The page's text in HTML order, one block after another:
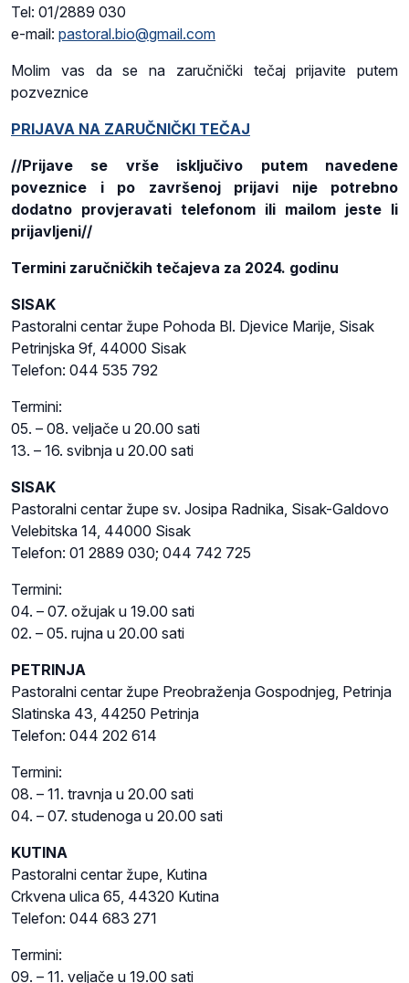
Tel: 01/2889 030
e-mail: pastoral.bio@gmail.com
Molim vas da se na zaručnički tečaj prijavite putem
pozveznice
PRIJAVA NA ZARUČNIČKI TEČAJ
//Prijave se vrše isključivo putem navedene
poveznice i po završenoj prijavi nije potrebno
dodatno provjeravati telefonom ili mailom jeste li
prijavljeni//
Termini zaručničkih tečajeva za 2024. godinu
SISAK
Pastoralni centar župe Pohoda Bl. Djevice Marije, Sisak
Petrinjska 9f, 44000 Sisak
Telefon: 044 535 792
Termini:
05. – 08. veljače u 20.00 sati
13. – 16. svibnja u 20.00 sati
SISAK
Pastoralni centar župe sv. Josipa Radnika, Sisak-Galdovo
Velebitska 14, 44000 Sisak
Telefon: 01 2889 030; 044 742 725
Termini:
04. – 07. ožujak u 19.00 sati
02. – 05. rujna u 20.00 sati
PETRINJA
Pastoralni centar župe Preobraženja Gospodnjeg, Petrinja
Slatinska 43, 44250 Petrinja
Telefon: 044 202 614
Termini:
08. – 11. travnja u 20.00 sati
04. – 07. studenoga u 20.00 sati
KUTINA
Pastoralni centar župe, Kutina
Crkvena ulica 65, 44320 Kutina
Telefon: 044 683 271
Termini:
09. – 11. veljače u 19.00 sati